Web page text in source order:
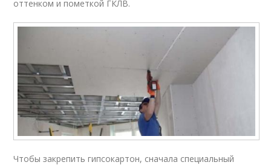
оттенком и пометкой ГКЛВ.
Чтобы закрепить гипсокартон, сначала специальный